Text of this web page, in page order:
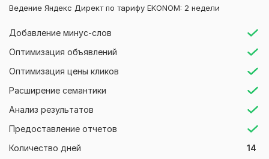
Ведение Яндекс Директ по тарифу EKONOM: 2 недели
Добавление минус-слов
Оптимизация объявлений
Оптимизация цены кликов
Расширение семантики
Анализ результатов
Предоставление отчетов
Количество дней
14
- на базе отчетов статистики добавляю/убираю ключевые
быстрые ссылки, уточнения
- делаю повышающие/понижающие корректировки: по
полу-возрасту, типам устройств, платежеспособности
объявлений
- добавляю/убираю сегменты автотаргетинга